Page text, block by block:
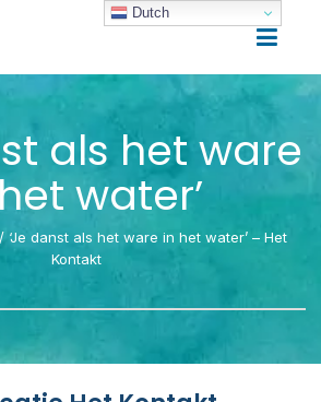
als het ware
water’
/ ‘Je danst als het ware in het water’ – Het
Kontakt
Dutch